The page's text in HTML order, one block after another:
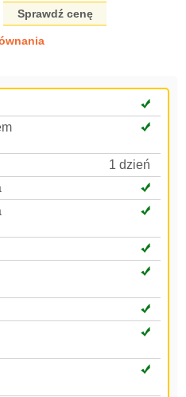
Sprawdź cenę
1 dzień